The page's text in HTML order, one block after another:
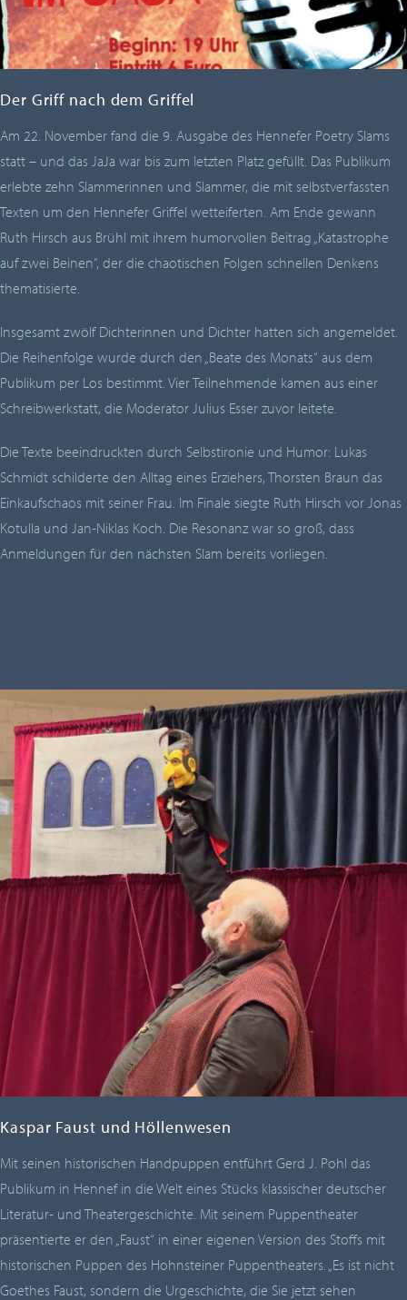
Der Griff nach dem Griffel
Am 22. November fand die 9. Ausgabe des Hennefer Poetry Slams
statt – und das JaJa war bis zum letzten Platz gefüllt. Das Publikum
erlebte zehn Slammerinnen und Slammer, die mit selbstverfassten
Texten um den Hennefer Griffel wetteiferten. Am Ende gewann
Ruth Hirsch aus Brühl mit ihrem humorvollen Beitrag „Katastrophe
auf zwei Beinen“, der die chaotischen Folgen schnellen Denkens
thematisierte.
Insgesamt zwölf Dichterinnen und Dichter hatten sich angemeldet.
Die Reihenfolge wurde durch den „Beate des Monats“ aus dem
Publikum per Los bestimmt. Vier Teilnehmende kamen aus einer
Schreibwerkstatt, die Moderator Julius Esser zuvor leitete.
Die Texte beeindruckten durch Selbstironie und Humor: Lukas
Schmidt schilderte den Alltag eines Erziehers, Thorsten Braun das
Einkaufschaos mit seiner Frau. Im Finale siegte Ruth Hirsch vor Jonas
Kotulla und Jan-Niklas Koch. Die Resonanz war so groß, dass
Anmeldungen für den nächsten Slam bereits vorliegen.
Kaspar Faust und Höllenwesen
Mit seinen historischen Handpuppen entführt Gerd J. Pohl das
Publikum in Hennef in die Welt eines Stücks klassischer deutscher
Literatur- und Theatergeschichte. Mit seinem Puppentheater
präsentierte er den „Faust“ in einer eigenen Version des Stoffs mit
historischen Puppen des Hohnsteiner Puppentheaters. „Es ist nicht
Goethes Faust, sondern die Urgeschichte, die Sie jetzt sehen